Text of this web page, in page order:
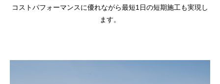
コストパフォーマンスに優れながら最短1日の短期施工も実現し
ます。